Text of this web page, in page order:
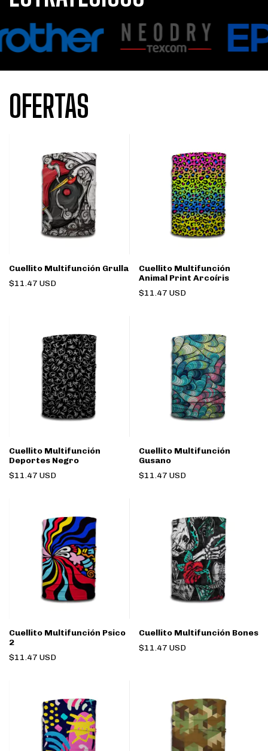
OFERTAS
Cuellito Multifunción Grulla
$11.47 USD
Cuellito Multifunción
Animal Print Arcoíris
$11.47 USD
Cuellito Multifunción
Deportes Negro
$11.47 USD
Cuellito Multifunción
Gusano
$11.47 USD
Cuellito Multifunción Psico
2
$11.47 USD
Cuellito Multifunción Bones
$11.47 USD